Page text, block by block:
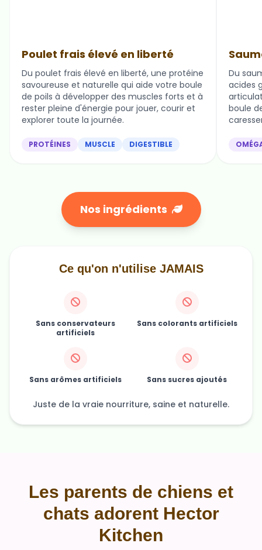
Poulet frais élevé en liberté
Du poulet frais élevé en liberté, une protéine
savoureuse et naturelle qui aide votre boule
de poils à développer des muscles forts et à
rester pleine d'énergie pour jouer, courir et
explorer toute la journée.
PROTÉINES MUSCLE DIGESTIBLE
Du
acides
boule
Nos ingrédients
Ce qu'on n'utilise JAMAIS
Sans conservateurs
artificiels
Sans colorants artificiels
Sans arômes artificiels Sans sucres ajoutés
Juste de la vraie nourriture, saine et naturelle.
Les parents de chiens et
chats adorent Hector
Kitchen